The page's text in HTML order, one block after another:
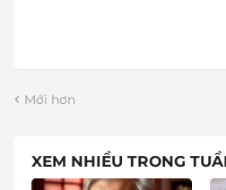
Mới hơn
XEM NHIỀU TRONG